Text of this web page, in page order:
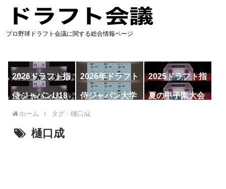
プロ野球ドラフト会議に関する総合情報ページ
2026ドラフト指
名予想
2026年ドラフト
候補
2025ドラフト指
名一覧
侍ジャパンU18
代表
侍ジャパン大学
代表
夏の甲子園大会
ホーム タグ : 樋口成
樋口成